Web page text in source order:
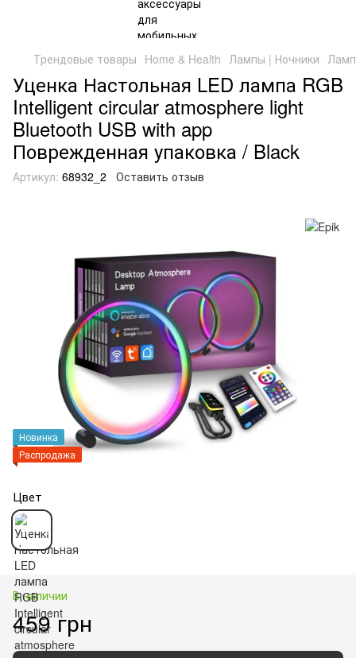
Трендовые товары Home & Health Лампы | Ночники
Уценка Настольная LED лампа RGB
Intelligent circular atmosphere light
Bluetooth USB with app
Поврежденная упаковка / Black
Артикул: 68932_2 Оставить отзыв
Новинка
Распродажа
Цвет
В наличии
459 грн